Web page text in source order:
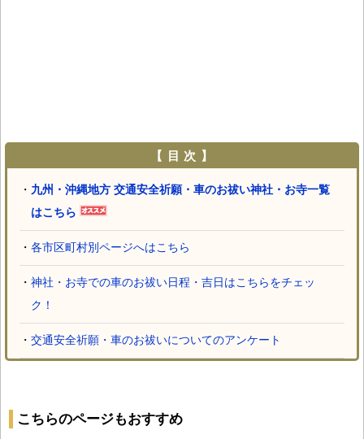
【 目 次 】
・ 九州・沖縄地方 交通安全祈願・車のお祓い神社・お寺一覧
はこちら
・ 各市区町村別ページへはこちら
・ 神社・お寺での車のお祓い日程・吉日はこちらをチェッ
ク！
・ 交通安全祈願・車のお祓いについてのアンケート
こちらのページもおすすめ